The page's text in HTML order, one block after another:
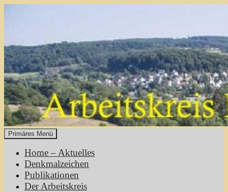
Heimatgeschichte Mühltal
Primäres Menü
Home – Aktuelles
Denkmalzeichen
Publikationen
Der Arbeitskreis